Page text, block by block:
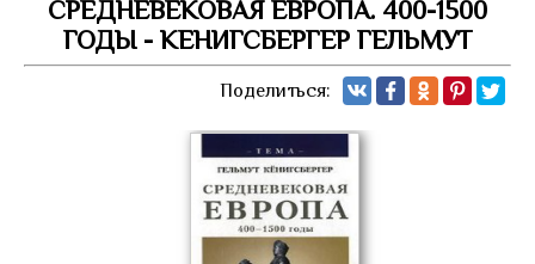
СРЕДНЕВЕКОВАЯ ЕВРОПА. 400-1500
ГОДЫ - КЕНИГСБЕРГЕР ГЕЛЬМУТ
Поделиться: